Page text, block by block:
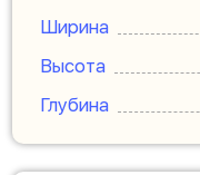
Ширина
Высота
Глубина